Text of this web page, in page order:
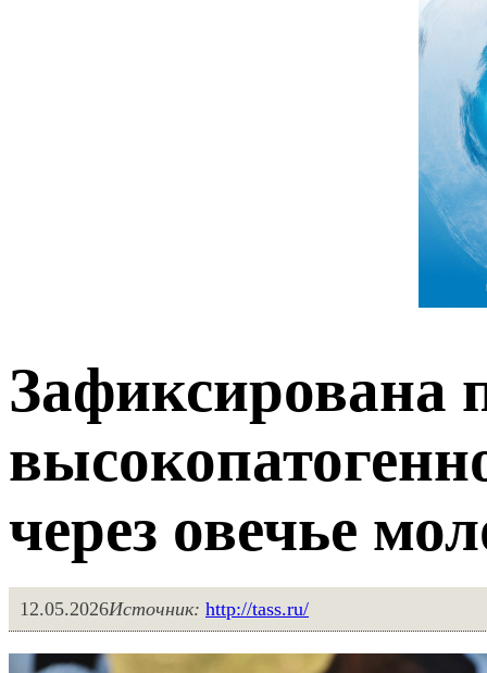
Зафиксирована
через овечье
12.05.2026Источник: http://tass.ru/